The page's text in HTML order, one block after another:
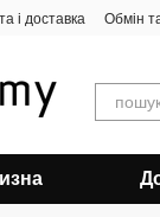
і доставка Обмін